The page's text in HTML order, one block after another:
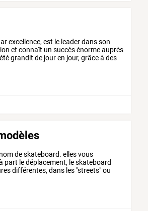
excellence, est le leaderdansson
et connaît un succèsénormeauprès
grandit de jouren jour, grâceà des
nomdeskateboard. ellesvous
part ledéplacement, leskateboard
différentes, dans les "streets"ou